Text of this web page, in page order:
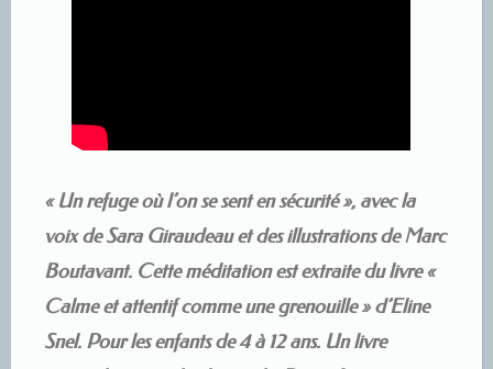
« Un refuge où l’on se sent en sécurité », avec la
voix de Sara Giraudeau et des illustrations de Marc
Boutavant. Cette méditation est extraite du livre «
Calme et attentif comme une grenouille » d’Eline
Snel. Pour les enfants de 4 à 12 ans. Un livre